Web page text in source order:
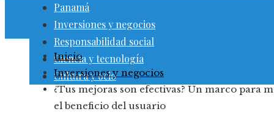
Panamá
Inversiones y negocios
Responsabilidad social
Ciencia y tecnología
Cultura y ocio
Inicio
Inversiones y negocios
¿Tus mejoras son efectivas? Un marco para
el beneficio del usuario